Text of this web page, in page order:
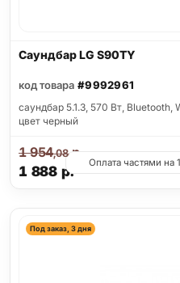
Саундбар LG S90TY
код товара #9992961
саундбар 5.1.3, 570 Вт, Bluetooth,
цвет черный
1 888 р.
1 954,08р.
Оплата частями на
Под заказ, 3 дня